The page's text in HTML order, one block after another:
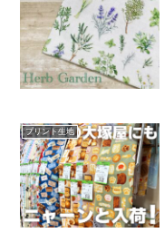
プリント生地